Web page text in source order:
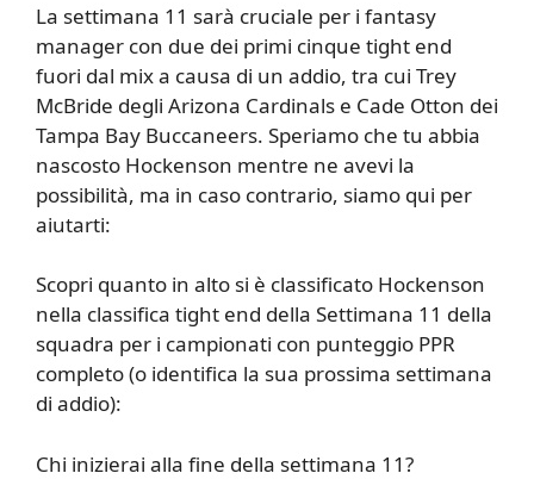
La settimana 11 sarà cruciale per i fantasy
manager con due dei primi cinque tight end
fuori dal mix a causa di un addio, tra cui Trey
McBride degli Arizona Cardinals e Cade Otton dei
Tampa Bay Buccaneers. Speriamo che tu abbia
nascosto Hockenson mentre ne avevi la
possibilità, ma in caso contrario, siamo qui per
aiutarti:
Scopri quanto in alto si è classificato Hockenson
nella classifica tight end della Settimana 11 della
squadra per i campionati con punteggio PPR
completo (o identifica la sua prossima settimana
di addio):
Chi inizierai alla fine della settimana 11?